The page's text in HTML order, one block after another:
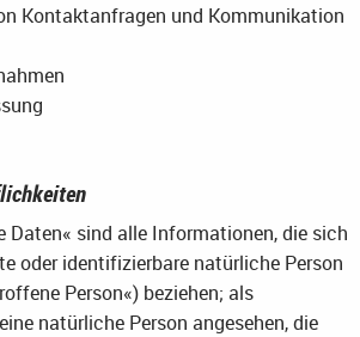
Kontaktanfragen und Kommunikation
Daten« sind alle Informationen, die sich
oder identifizierbare natürliche Person
Person«) beziehen; als
natürliche Person angesehen, die